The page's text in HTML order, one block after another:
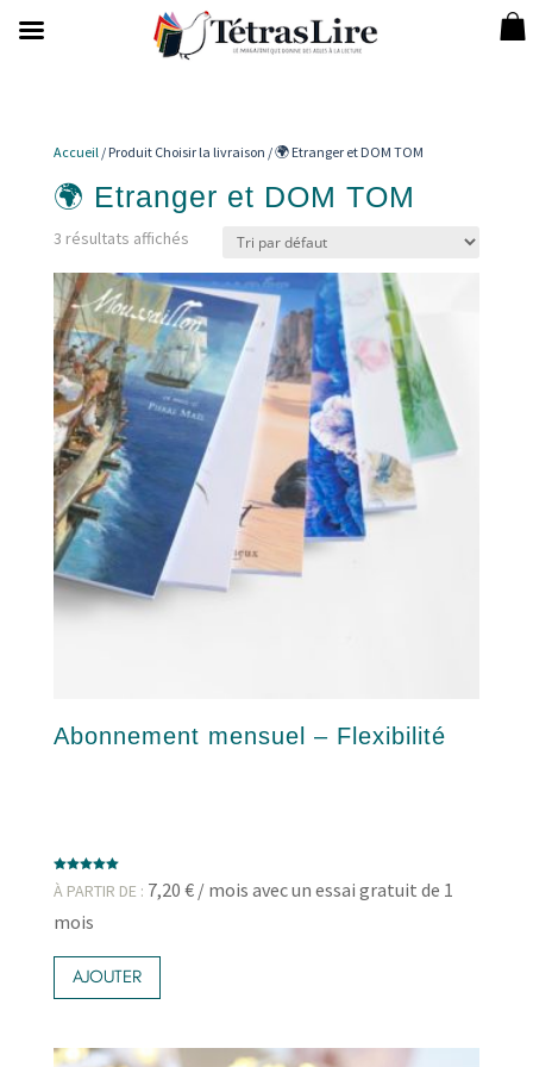
Accueil/ Produit Choisir la livraison / 🌍 Etranger et DOM TOM
🌍 Etranger et DOM TOM
3 résultats affichés
Abonnement mensuel – Flexibilité
Note
5.00
À PARTIR DE : 7,20 € / mois avec un essai gratuit de 1
mois
AJOUTER
a